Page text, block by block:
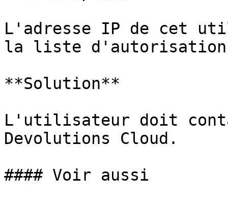
L'adresse IP de cet
la liste
**Solution**
L'utilisateur doit
Devolutions Cloud.
#### Voir aussi